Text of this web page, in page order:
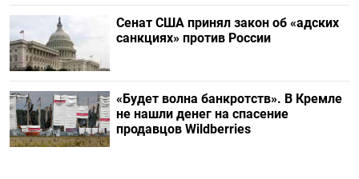
Сенат США принял закон об «адских
санкциях» против России
«Будет волна банкротств». В Кремле
не нашли денег на спасение
продавцов Wildberries